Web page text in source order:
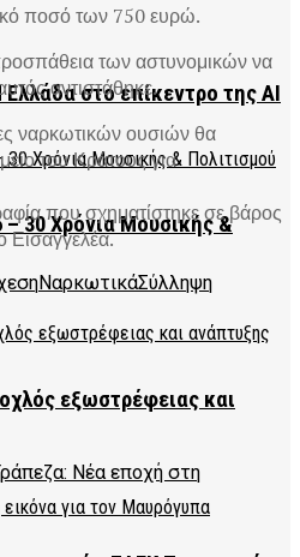
στο επίκεντρο της AI
30 Χρόνια Μουσικής &
εξωστρέφειας και
ποσό των 750 ευρώ.
των αστυνομικών να
αντιστάθηκε.
ναρκωτικών ουσιών θα
του Κράτους για
που σχηματίστηκε σε βάρος
Εισαγγελέα.
ΝαρκωτικάΣύλληψη